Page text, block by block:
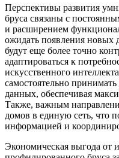
Перспективы развития
бруса связаны с
и расширением
ожидать появления новых
будут еще более точно
адаптироваться к
искусственного
самостоятельно
данных, обеспечивая
Также, важным
домов в единую сеть, что
информацией и
Экономическая выгода от